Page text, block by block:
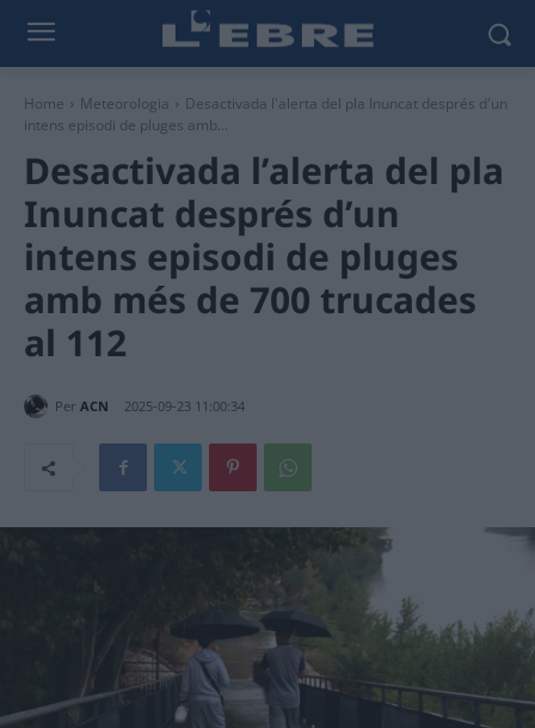
Home Meteorologia
Desactivada l'alerta del pla Inuncat després d'un
intens episodi de pluges amb...
Desactivada l’alerta del pla
Inuncat després d’un
intens episodi de pluges
amb més de 700 trucades
al 112
Per ACN 2025-09-23 11:00:34